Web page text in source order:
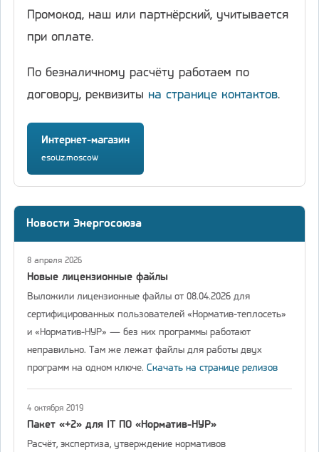
Промокод, наш или партнёрский, учитывается
при оплате.
По безналичному расчёту работаем по
договору, реквизиты на странице контактов.
Интернет-магазин
esouz.moscow
Новости Энергосоюза
8 апреля 2026
Новые лицензионные файлы
Выложили лицензионные файлы от 08.04.2026 для
сертифицированных пользователей «Норматив-теплосеть»
и «Норматив-НУР» — без них программы работают
неправильно. Там же лежат файлы для работы двух
программ на одном ключе. Скачать на странице релизов
4 октября 2019
Пакет «+2» для IT ПО «Норматив-НУР»
Расчёт, экспертиза, утверждение нормативов